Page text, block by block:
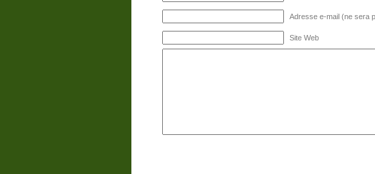
Adresse e-mail (ne sera
Site Web